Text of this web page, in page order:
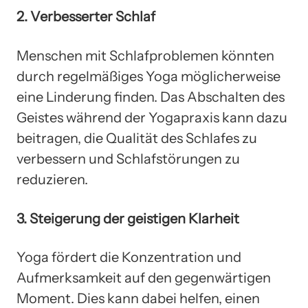
2. Verbesserter Schlaf
Menschen mit Schlafproblemen könnten
durch regelmäßiges Yoga möglicherweise
eine Linderung finden. Das Abschalten des
Geistes während der Yogapraxis kann dazu
beitragen, die Qualität des Schlafes zu
verbessern und Schlafstörungen zu
reduzieren.
3. Steigerung der geistigen Klarheit
Yoga fördert die Konzentration und
Aufmerksamkeit auf den gegenwärtigen
Moment. Dies kann dabei helfen, einen